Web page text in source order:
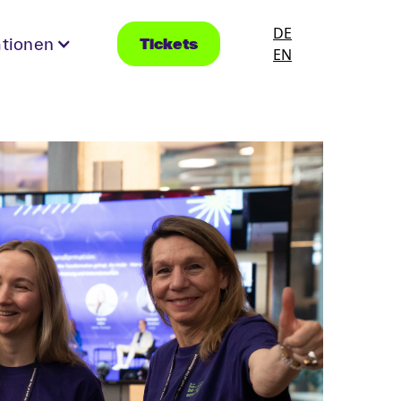
Tickets
DE
EN